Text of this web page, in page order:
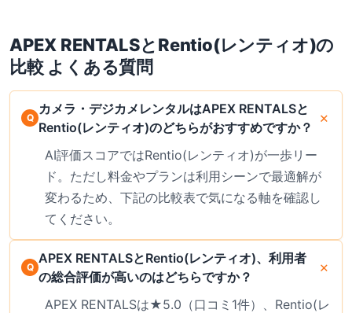
APEX RENTALSとRentio(レンティオ)の
比較 よくある質問
カメラ・デジカメレンタルはAPEX RENTALSと
Rentio(レンティオ)のどちらがおすすめですか？
AI評価スコアではRentio(レンティオ)が一歩リー
ド。ただし料金やプランは利用シーンで最適解が
変わるため、下記の比較表で気になる軸を確認し
てください。
APEX RENTALSとRentio(レンティオ)、利用者
の総合評価が高いのはどちらですか？
APEX RENTALSは★5.0（口コミ1件）、Rentio(レ